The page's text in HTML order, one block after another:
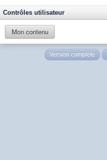
Contrôles utilisateur
Mon contenu
Version complète